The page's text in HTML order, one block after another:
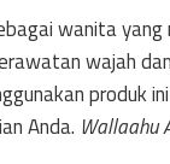
wanita yang
wajah
produk
Anda. Wallaahu